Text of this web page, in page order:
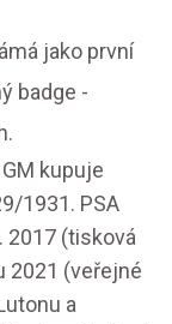
jako první
badge -
kupuje
1931. PSA
2017 (tisková
2021 (veřejné
a